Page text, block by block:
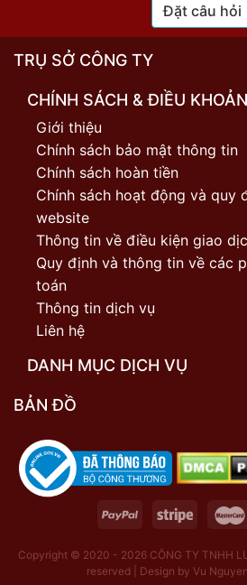
Đặt câu hỏi
TRỤ SỞ CÔNG TY
CHÍNH SÁCH & ĐIỀU KHOẢN
Giới thiệu
Chính sách bảo mật thông tin
Chính sách hoàn tiền
Chính sách hoạt động và quy
website
Thông tin về điều kiện giao
Quy định và thông tin về các
toán
Thông tin dịch vụ
Liên hệ
DANH MỤC DỊCH VỤ
BẢN ĐỒ
Copyright © 2020 - 2026 CÔNG TY TNHH
reserved | Design by Vu